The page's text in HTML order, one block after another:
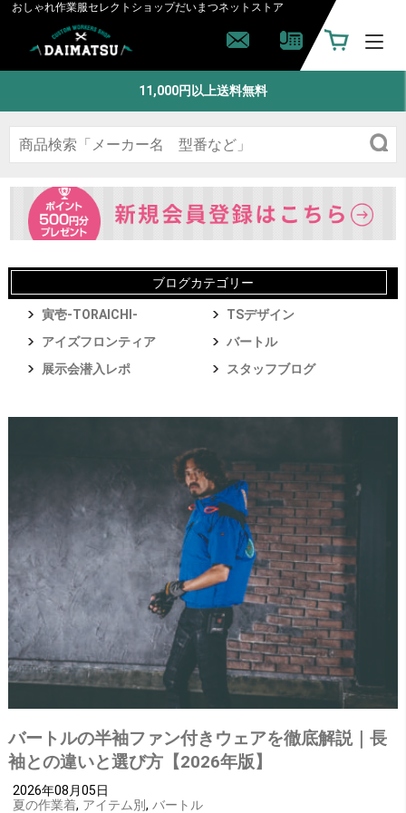
おしゃれ作業服セレクトショップだいまつネットストア
11,000円以上送料無料
ブログカテゴリー
寅壱-TORAICHI-
TSデザイン
アイズフロンティア
バートル
展示会潜入レポ
スタッフブログ
バートルの半袖ファン付きウェアを徹底解説｜長
袖との違いと選び方【2026年版】
2026年08月05日
夏の作業着, アイテム別, バートル